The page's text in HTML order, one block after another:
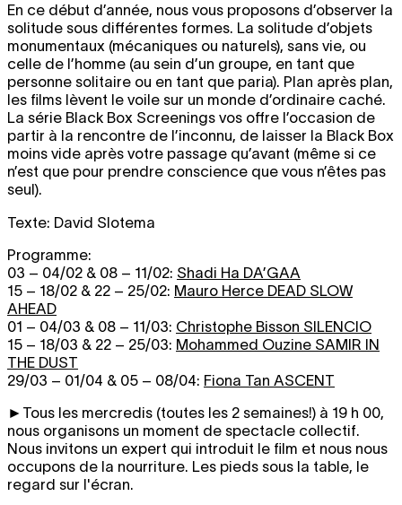
En ce début d’année, nous vous proposons d’observer la
solitude sous différentes formes. La solitude d’objets
monumentaux (mécaniques ou naturels), sans vie, ou
celle de l’homme (au sein d’un groupe, en tant que
personne solitaire ou en tant que paria). Plan après plan,
les films lèvent le voile sur un monde d’ordinaire caché.
La série Black Box Screenings vos offre l’occasion de
partir à la rencontre de l’inconnu, de laisser la Black Box
moins vide après votre passage qu’avant (même si ce
n’est que pour prendre conscience que vous n’êtes pas
seul).
Texte: David Slotema
Programme:
03 – 04/02 & 08 – 11/02: Shadi Ha DA’GAA
15 – 18/02 & 22 – 25/02: Mauro Herce DEAD SLOW
AHEAD
01 – 04/03 & 08 – 11/03: Christophe Bisson SILENCIO
15 – 18/03 & 22 – 25/03: Mohammed Ouzine SAMIR IN
THE DUST
29/03 – 01/04 & 05 – 08/04: Fiona Tan ASCENT
►Tous les mercredis (toutes les 2 semaines!) à 19 h 00,
nous organisons un moment de spectacle collectif.
Nous invitons un expert qui introduit le film et nous nous
occupons de la nourriture. Les pieds sous la table, le
regard sur l'écran.